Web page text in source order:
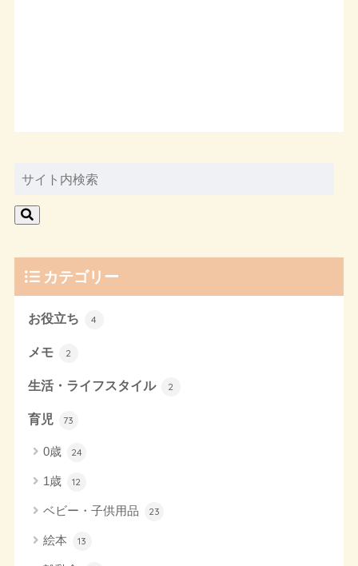
カテゴリー
お役立ち 4
メモ 2
生活・ライフスタイル 2
育児 73
0歳 24
1歳 12
ベビー・子供用品 23
絵本 13